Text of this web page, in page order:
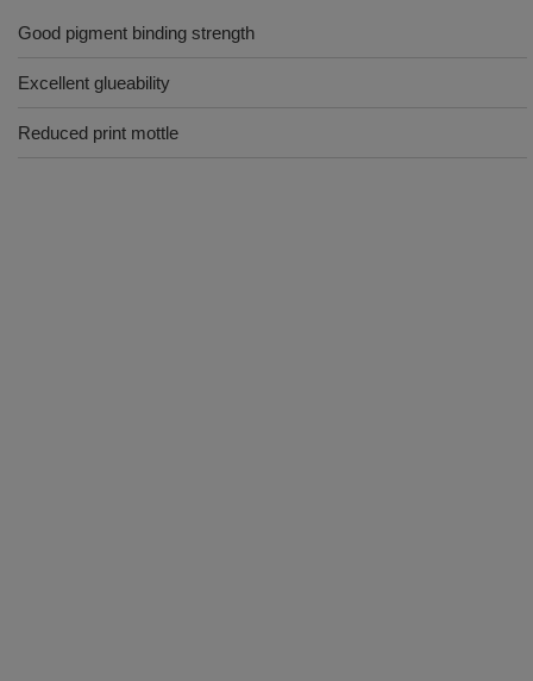
Good pigment binding strength
Excellent glueability
Reduced print mottle